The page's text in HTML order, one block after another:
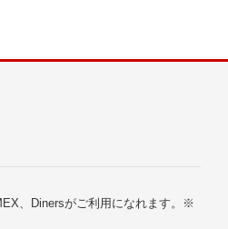
、Dinersがご利用になれます。※